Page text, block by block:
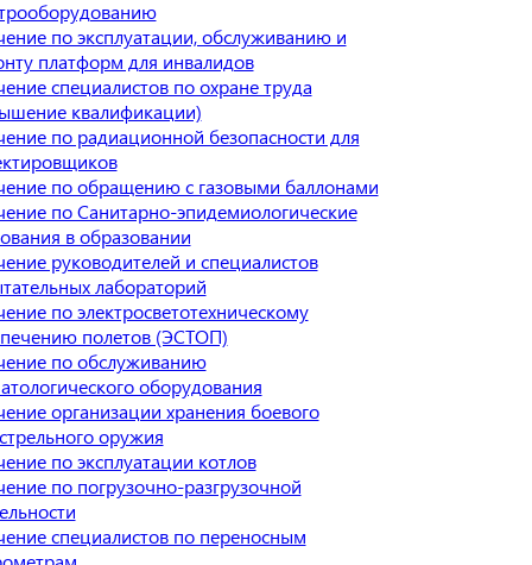
по эксплуатации, обслуживанию и
платформ для инвалидов
специалистов по охране труда
квалификации)
по радиационной безопасности для
по обращению с газовыми баллонами
по Санитарно-эпидемиологические
в образовании
руководителей и специалистов
лабораторий
по электросветотехническому
полетов (ЭСТОП)
по обслуживанию
оборудования
организации хранения боевого
оружия
по эксплуатации котлов
по погрузочно-разгрузочной
специалистов по переносным